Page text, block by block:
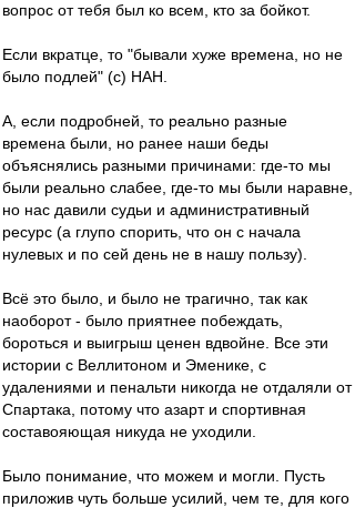
вопрос от тебя был ко всем, кто за бойкот.
Если вкратце, то "бывали хуже времена, но не
было подлей" (с) НАН.
А, если подробней, то реально разные
времена были, но ранее наши беды
объяснялись разными причинами: где-то мы
были реально слабее, где-то мы были наравне,
но нас давили судьи и административный
ресурс (а глупо спорить, что он с начала
нулевых и по сей день не в нашу пользу).
Всё это было, и было не трагично, так как
наоборот - было приятнее побеждать,
бороться и выигрыш ценен вдвойне. Все эти
истории с Веллитоном и Эменике, с
удалениями и пенальти никогда не отдаляли от
Спартака, потому что азарт и спортивная
составояющая никуда не уходили.
Было понимание, что можем и могли. Пусть
приложив чуть больше усилий, чем те, для кого